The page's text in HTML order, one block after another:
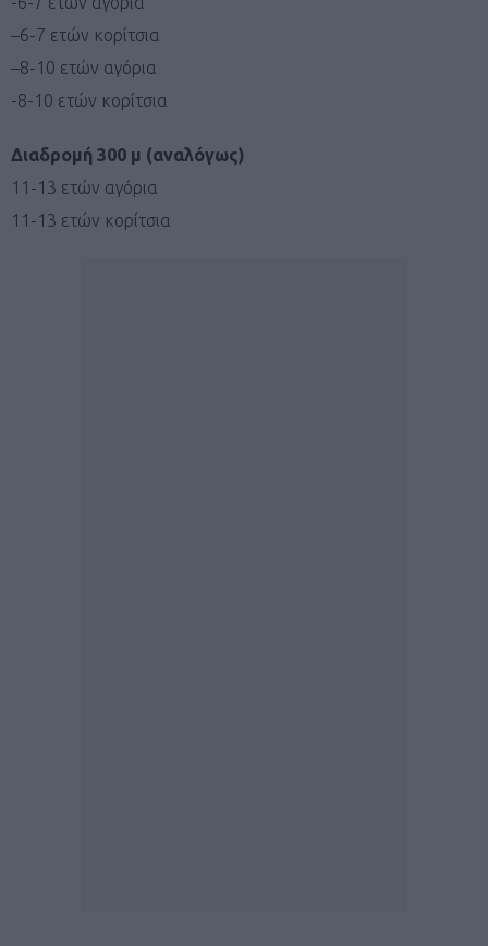
–6-7 ετών κορίτσια
–8-10 ετών αγόρια
-8-10 ετών κορίτσια
Διαδρομή 300 μ (αναλόγως)
11-13 ετών αγόρια
11-13 ετών κορίτσια